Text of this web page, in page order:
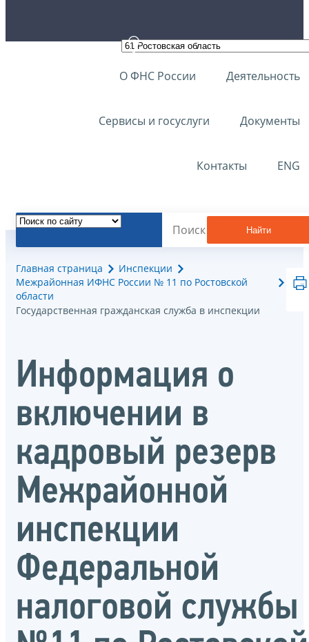
О ФНС России Деятельность
Сервисы и госуслуги Документы
Контакты ENG
Найти
Главная страница
Инспекции
Межрайонная ИФНС России № 11 по Ростовской
области
Государственная гражданская служба в инспекции
Информация о
включении в
кадровый резерв
Межрайонной
инспекции
Федеральной
налоговой службы